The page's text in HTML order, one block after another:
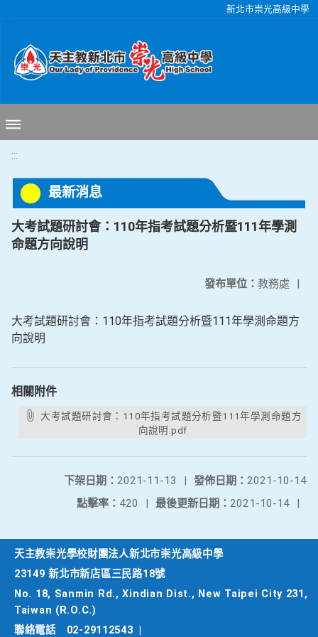
新北市崇光高級中學
:::
最新消息
大考試題研討會：110年指考試題分析暨111年學測
命題方向說明
發布單位： 教務處 |
大考試題研討會：110年指考試題分析暨111年學測命題方
向說明
相關附件
大考試題研討會：110年指考試題分析暨111年學測命題方
向說明.pdf
發佈日期： 2021-10-14
下架日期： 2021-11-13
|
最後更新日期： 2021-10-14 |
點擊率： 420 |
天主教崇光學校財團法人新北市崇光高級中學
23149 新北市新店區三民路18號
No. 18, Sanmin Rd., Xindian Dist., New Taipei City 231,
Taiwan (R.O.C.)
聯絡電話
02-29112543